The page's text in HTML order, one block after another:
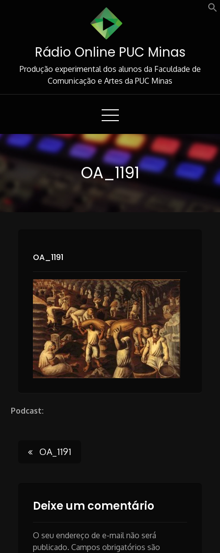
Rádio Online PUC Minas
Produção experimental dos alunos da Faculdade de
Comunicação e Artes da PUC Minas
OA_1191
OA_1191
Podcast:
Post
navigation
OA_1191
Deixe um comentário
O seu endereço de e-mail não será
publicado. Campos obrigatórios são